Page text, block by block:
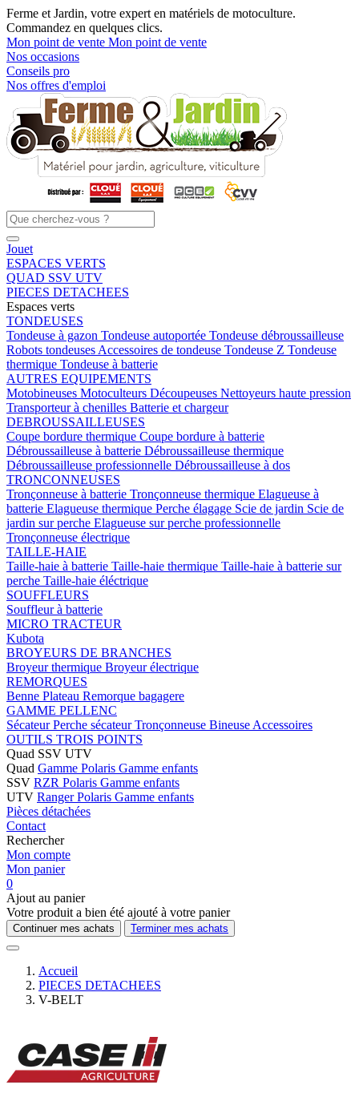
Ferme et Jardin, votre expert en matériels de motoculture.
Commandez en quelques clics.
Mon point de vente Mon point de vente
Nos occasions
Conseils pro
Nos offres d'emploi
Jouet
ESPACES VERTS
QUAD SSV UTV
PIECES DETACHEES
Espaces verts
TONDEUSES
Tondeuse à gazon Tondeuse autoportée Tondeuse débroussailleuse
Robots tondeuses Accessoires de tondeuse Tondeuse Z Tondeuse
thermique Tondeuse à batterie
AUTRES EQUIPEMENTS
Motobineuses Motoculteurs Découpeuses Nettoyeurs haute pression
Transporteur à chenilles Batterie et chargeur
DEBROUSSAILLEUSES
Coupe bordure thermique Coupe bordure à batterie
Débroussailleuse à batterie Débroussailleuse thermique
Débroussailleuse professionnelle Débroussailleuse à dos
TRONCONNEUSES
Tronçonneuse à batterie Tronçonneuse thermique Elagueuse à
batterie Elagueuse thermique Perche élagage Scie de jardin Scie de
jardin sur perche Elagueuse sur perche professionnelle
Tronçonneuse électrique
TAILLE-HAIE
Taille-haie à batterie Taille-haie thermique Taille-haie à batterie sur
perche Taille-haie éléctrique
SOUFFLEURS
Souffleur à batterie
MICRO TRACTEUR
Kubota
BROYEURS DE BRANCHES
Broyeur thermique Broyeur électrique
REMORQUES
Benne Plateau Remorque bagagere
GAMME PELLENC
SécateurPerche sécateurTronçonneuse Bineuse Accessoires
OUTILS TROIS POINTS
Quad SSV UTV
Quad Gamme Polaris Gamme enfants
SSV RZR Polaris Gamme enfants
UTV Ranger Polaris Gamme enfants
Pièces détachées
Contact
Rechercher
Mon compte
Mon panier
0
Ajout au panier
Votre produit a bien été ajouté à votre panier
Continuer mes achats Terminer mes achats
Accueil
PIECES DETACHEES
V-BELT